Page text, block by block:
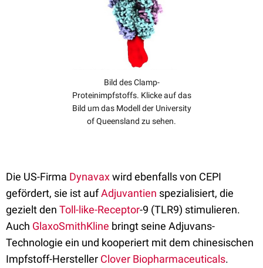
Bild des Clamp-
Proteinimpfstoffs. Klicke auf das
Bild um das Modell der University
of Queensland zu sehen.
Die US-Firma Dynavaxwird ebenfalls von CEPI
gefördert, sie ist aufAdjuvantien spezialisiert, die
gezielt den Toll-like-Receptor-9 (TLR9) stimulieren.
Auch GlaxoSmithKline bringt seine Adjuvans-
Technologie ein und kooperiert mit dem chinesischen
Impfstoff-Hersteller Clover Biopharmaceuticals.